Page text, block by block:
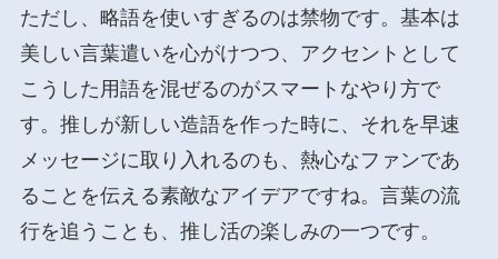
ただし、略語を使いすぎるのは禁物です。基本は
美しい言葉遣いを心がけつつ、アクセントとして
こうした用語を混ぜるのがスマートなやり方で
す。推しが新しい造語を作った時に、それを早速
メッセージに取り入れるのも、熱心なファンであ
ることを伝える素敵なアイデアですね。言葉の流
行を追うことも、推し活の楽しみの一つです。